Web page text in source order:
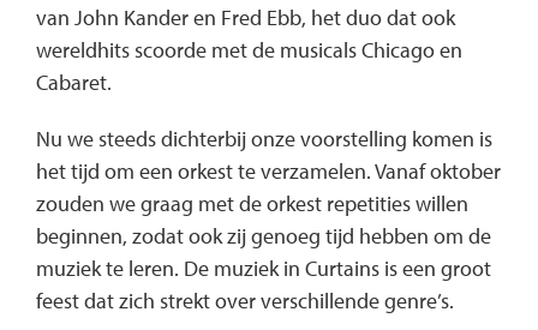
van John Kander en Fred Ebb, het duo dat ook
wereldhits scoorde met de musicals Chicago en
Cabaret.
Nu we steeds dichterbij onze voorstelling komen is
het tijd om een orkest te verzamelen. Vanaf oktober
zouden we graag met de orkest repetities willen
beginnen, zodat ook zij genoeg tijd hebben om de
muziek te leren. De muziek in Curtains is een groot
feest dat zich strekt over verschillende genre’s.